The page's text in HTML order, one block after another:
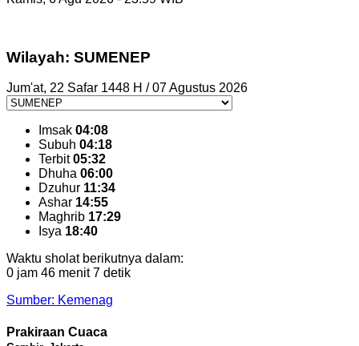
Wilayah: SUMENEP
Jum'at, 22 Safar 1448 H / 07 Agustus 2026
Imsak 04:08
Subuh 04:18
Terbit05:32
Dhuha 06:00
Dzuhur 11:34
Ashar 14:55
Maghrib 17:29
Isya 18:40
Waktu sholat berikutnya dalam:
0 jam 46 menit 6 detik
Sumber: Kemenag
Prakiraan Cuaca